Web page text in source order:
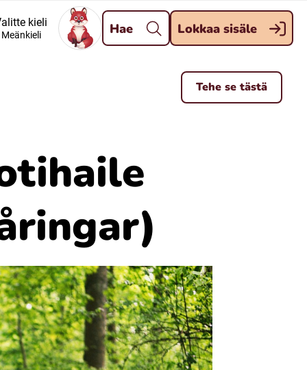
Pane kiini
Meänkieli
Kelderash (Romska)
kieli
Meänkieli Hae Lokkaa sisäle
Tehe se tästä